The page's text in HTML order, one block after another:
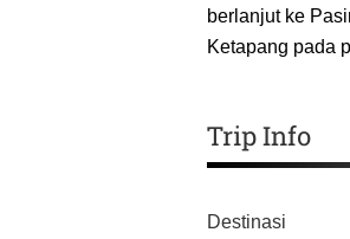
berlanjut ke
Ketapang pada
Trip Info
Destinasi